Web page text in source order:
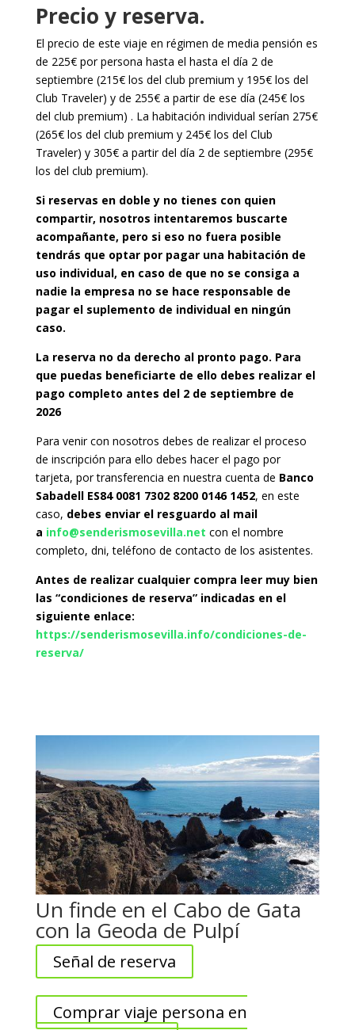
Precio y reserva.
El precio de este viaje en régimen de media pensión es
de 225€ por persona hasta el hasta el día 2 de
septiembre (215€ los del club premium y 195€ los del
Club Traveler) y de 255€ a partir de ese día (245€ los
del club premium) . La habitación individual serían 275€
(265€ los del club premium y 245€ los del Club
Traveler) y 305€ a partir del día 2 de septiembre (295€
los del club premium).
Si reservas en doble y no tienes con quien
compartir, nosotros intentaremos buscarte
acompañante, pero si eso no fuera posible
tendrás que optar por pagar una habitación de
uso individual, en caso de que no se consiga a
nadie la empresa no se hace responsable de
pagar el suplemento de individual en ningún
caso.
La reserva no da derecho al pronto pago. Para
que puedas beneficiarte de ello debes realizar el
pago completo antes del 2 de septiembre de
2026
Para venir con nosotros debes de realizar el proceso
de inscripción para ello debes hacer el pago por
tarjeta, por transferencia en nuestra cuenta de Banco
Sabadell ES84 0081 7302 8200 0146 1452, en este
caso, debes enviar el resguardo al mail
a info@senderismosevilla.net con el nombre
completo, dni, teléfono de contacto de los asistentes.
Antes de realizar cualquier compra leer muy bien
las “condiciones de reserva” indicadas en el
siguiente enlace:
https://senderismosevilla.info/condiciones-de-
reserva/
Un finde en el Cabo de Gata
con la Geoda de Pulpí
Señal de reserva
Comprar viaje persona en